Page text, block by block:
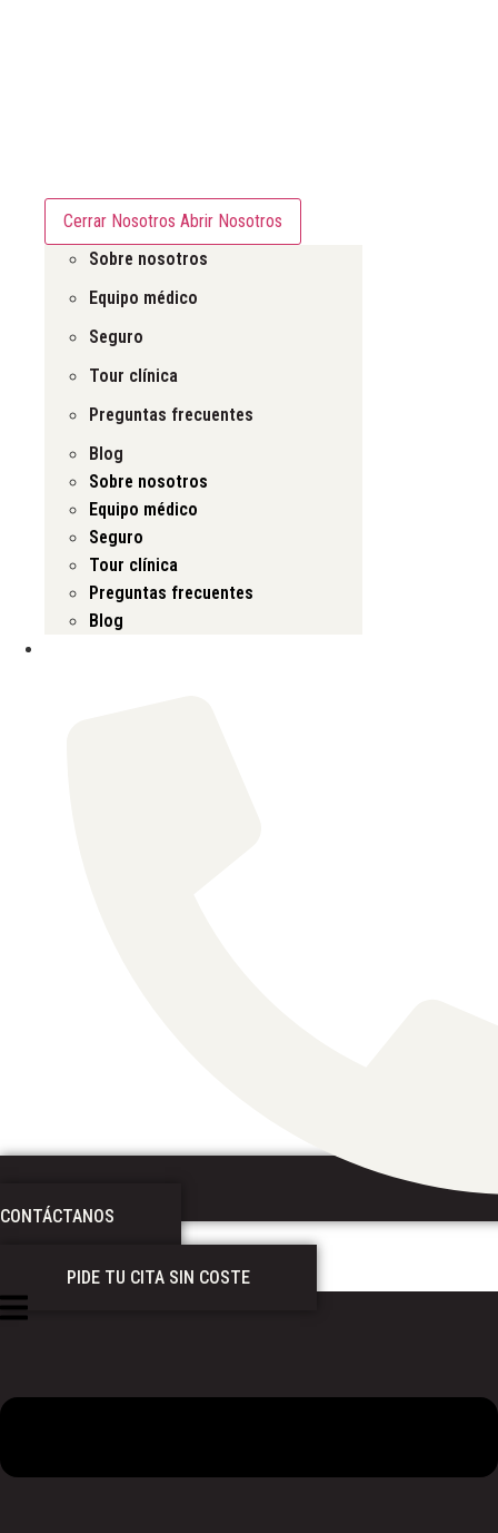
Cerrar Nosotros Abrir Nosotros
Sobre nosotros
Equipo médico
Seguro
Tour clínica
Preguntas frecuentes
Blog
Sobre nosotros
Equipo médico
Seguro
Tour clínica
Preguntas frecuentes
Blog
CONTÁCTANOS
PIDE TU CITA SIN COSTE